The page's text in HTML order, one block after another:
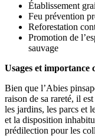
Établissement
Feu prévention
Reforestation
Promotion de
sauvage
Usages et importance
Bien que l’Abies
raison de sa rareté, il
les jardins, les parcs et
et la disposition
prédilection pour les